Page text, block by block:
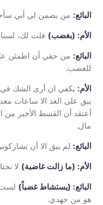
البائع: من يضمن لي أني
الأم: (بغضب) قلت لك،
البائع: من حقي أن اطمئن
للغضب.
الأم: يكفي ان أرى الشك
يبق على الغد الا ساعات
أعتقد أن القسط الأخير
مال.
البائع: لم يبق الا أن
الأم: (ما زالت غاضبة) لا
البائع: (يستشاط غضباً) لست
هو من جهدي.